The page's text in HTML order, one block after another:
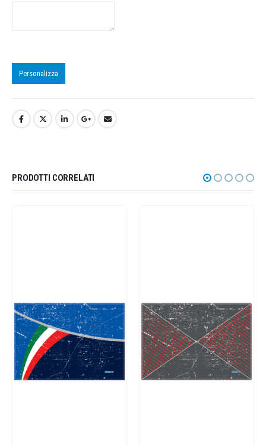
Personalizza
PRODOTTI CORRELATI